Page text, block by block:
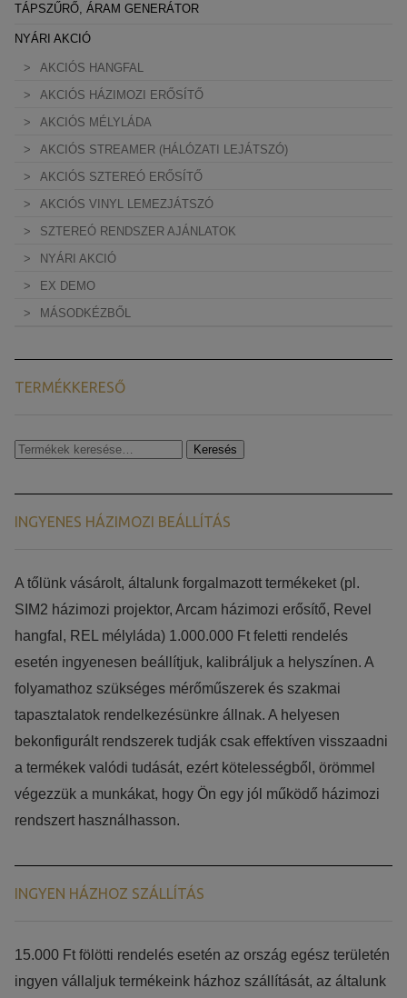
TÁPSZŰRŐ, ÁRAM GENERÁTOR
NYÁRI AKCIÓ
AKCIÓS HANGFAL
AKCIÓS HÁZIMOZI ERŐSÍTŐ
AKCIÓS MÉLYLÁDA
AKCIÓS STREAMER (HÁLÓZATI LEJÁTSZÓ)
AKCIÓS SZTEREÓ ERŐSÍTŐ
AKCIÓS VINYL LEMEZJÁTSZÓ
SZTEREÓ RENDSZER AJÁNLATOK
NYÁRI AKCIÓ
EX DEMO
MÁSODKÉZBŐL
TERMÉKKERESŐ
Keresés
Keresés
INGYENES HÁZIMOZI BEÁLLÍTÁS
​​A tőlünk vásárolt, általunk forgalmazott termékeket (pl.
SIM2 házimozi projektor, Arcam házimozi erősítő, Revel
hangfal, REL mélyláda) 1.000.000 Ft feletti rendelés
esetén ingyenesen beállítjuk, kalibráljuk a helyszínen. A
folyamathoz szükséges mérőműszerek és szakmai
tapasztalatok rendelkezésünkre állnak. A helyesen
bekonfigurált rendszerek tudják csak effektíven visszaadni
a termékek valódi tudását, ezért kötelességből, örömmel
végezzük a munkákat, hogy Ön egy jól működő házimozi
rendszert használhasson.
INGYEN HÁZHOZ SZÁLLÍTÁS
15.000 Ft fölötti rendelés esetén az ország egész területén
ingyen vállaljuk termékeink házhoz szállítását, az általunk